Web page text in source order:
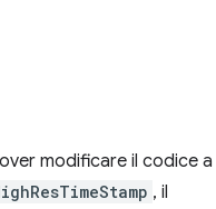
modificare il codice a
, il